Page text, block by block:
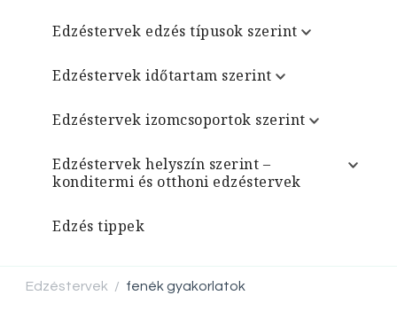
Edzéstervek edzés típusok szerint
Edzéstervek időtartam szerint
Edzéstervek izomcsoportok szerint
Edzéstervek helyszín szerint –
konditermi és otthoni edzéstervek
Edzés tippek
Edzéstervek / fenék gyakorlatok